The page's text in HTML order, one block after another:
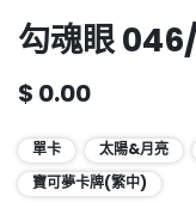
勾魂眼
$ 0.00
單卡 太陽&月亮
寶可夢卡牌(繁中)